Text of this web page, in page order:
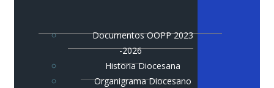
Documentos OOPP 2023
-2026
Historia Diocesana
Organigrama Diocesano